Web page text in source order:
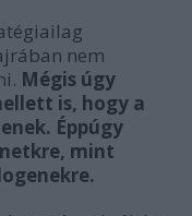
nem
Mégis úgy
is, hogy a
Éppúgy
mint